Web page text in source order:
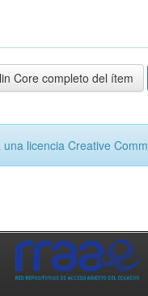
Core completo del ítem
licencia Creative